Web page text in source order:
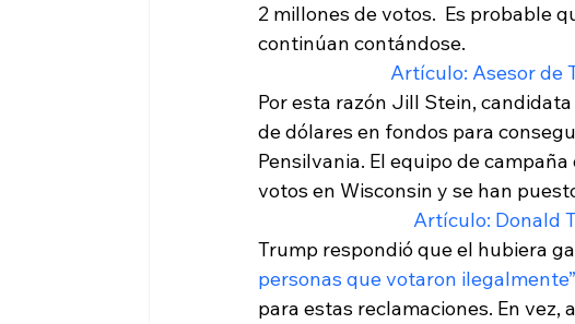
2 millones de votos.  Es probable
continúan contándose.
Artículo: Asesor de
Por esta razón Jill Stein,
de dólares en fondos para
Pensilvania. El equipo de
votos en Wisconsin y se han
Artículo: Donald
Trump respondió que el hubiera
personas que votaron ilegalmente”
para estas reclamaciones. En